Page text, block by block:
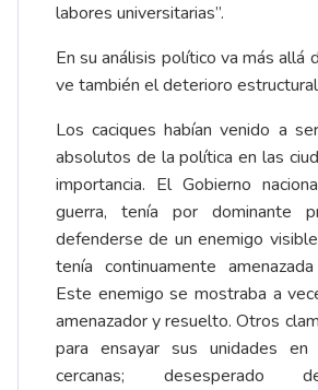
labores universitarias”.
En su análisis político va más allá
ve también el deterioro
Los caciques habían venido a
absolutos de la política en las
importancia. El Gobierno
guerra, tenía por dominante
defenderse de un enemigo
tenía continuamente
Este enemigo se mostraba a
amenazador y resuelto. Otros
para ensayar sus unidades en
cercanas; desesperado